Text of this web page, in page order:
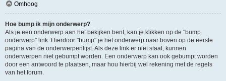
Omhoog
Hoe bump ik mijn onderwerp?
Als je een onderwerp aan het bekijken bent, kan je klikken op de "bump
onderwerp" link. Hierdoor "bump" je het onderwerp naar boven op de eerste
pagina van de onderwerpenlijst. Als deze link er niet staat, kunnen
onderwerpen niet gebumpt worden. Een onderwerp kan ook gebumpt worden
door een antwoord te plaatsen, maar hou hierbij wel rekening met de regels
van het forum.